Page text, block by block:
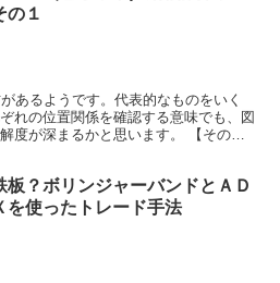
の１
あるようです。代表的なものをいく
れの位置関係を確認する意味でも、図
度が深まるかと思います。 【その
板？ボリンジャーバンドとＡＤ
を使ったトレード手法